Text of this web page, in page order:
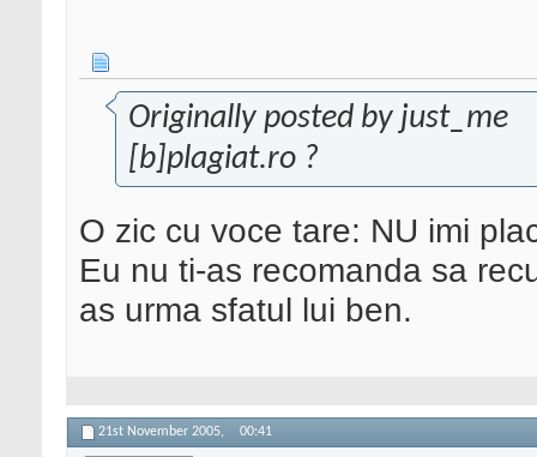
Originally posted by just_me
[b]plagiat.ro ?
O zic cu voce tare: NU imi
Eu nu ti-as recomanda sa
as urma sfatul lui ben.
21st November 2005, 00:41